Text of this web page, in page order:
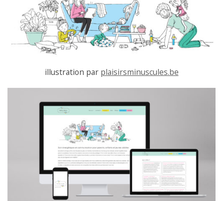
illustration par plaisirsminuscules.be